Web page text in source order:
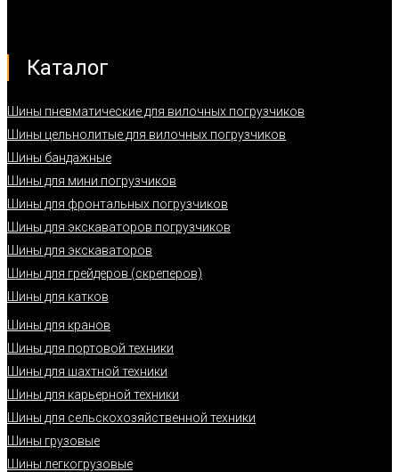
Каталог
Шины пневматические для вилочных погрузчиков
Шины цельнолитые для вилочных погрузчиков
Шины бандажные
Шины для мини погрузчиков
Шины для фронтальных погрузчиков
Шины для экскаваторов погрузчиков
Шины для экскаваторов
Шины для грейдеров (скреперов)
Шины для катков
Шины для кранов
Шины для портовой техники
Шины для шахтной техники
Шины для карьерной техники
Шины для сельскохозяйственной техники
Шины грузовые
Шины легкогрузовые